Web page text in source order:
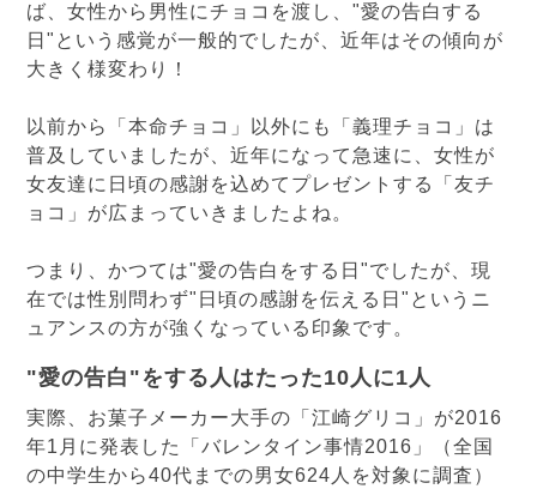
ば、女性から男性にチョコを渡し、"愛の告白する
日"という感覚が一般的でしたが、近年はその傾向が
大きく様変わり！
以前から「本命チョコ」以外にも「義理チョコ」は
普及していましたが、近年になって急速に、女性が
女友達に日頃の感謝を込めてプレゼントする「友チ
ョコ」が広まっていきましたよね。
つまり、かつては"愛の告白をする日"でしたが、現
在では性別問わず"日頃の感謝を伝える日"というニ
ュアンスの方が強くなっている印象です。
"愛の告白"をする人はたった10人に1人
実際、お菓子メーカー大手の「江崎グリコ」が2016
年1月に発表した「バレンタイン事情2016」（全国
の中学生から40代までの男女624人を対象に調査）